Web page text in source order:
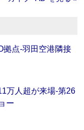
拠点‐羽田空港隣接
万人超が来場‐第26
ー